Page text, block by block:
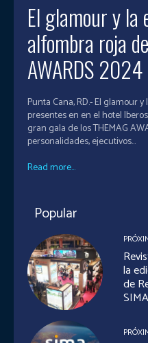
El glamour y la
alfombra roja
AWARDS 2024
Punta Cana, RD.- El glamour
presentes en en el hotel
gran gala de los THEMAG
personalidades, ejecutivos...
Read more...
Popular
la
de